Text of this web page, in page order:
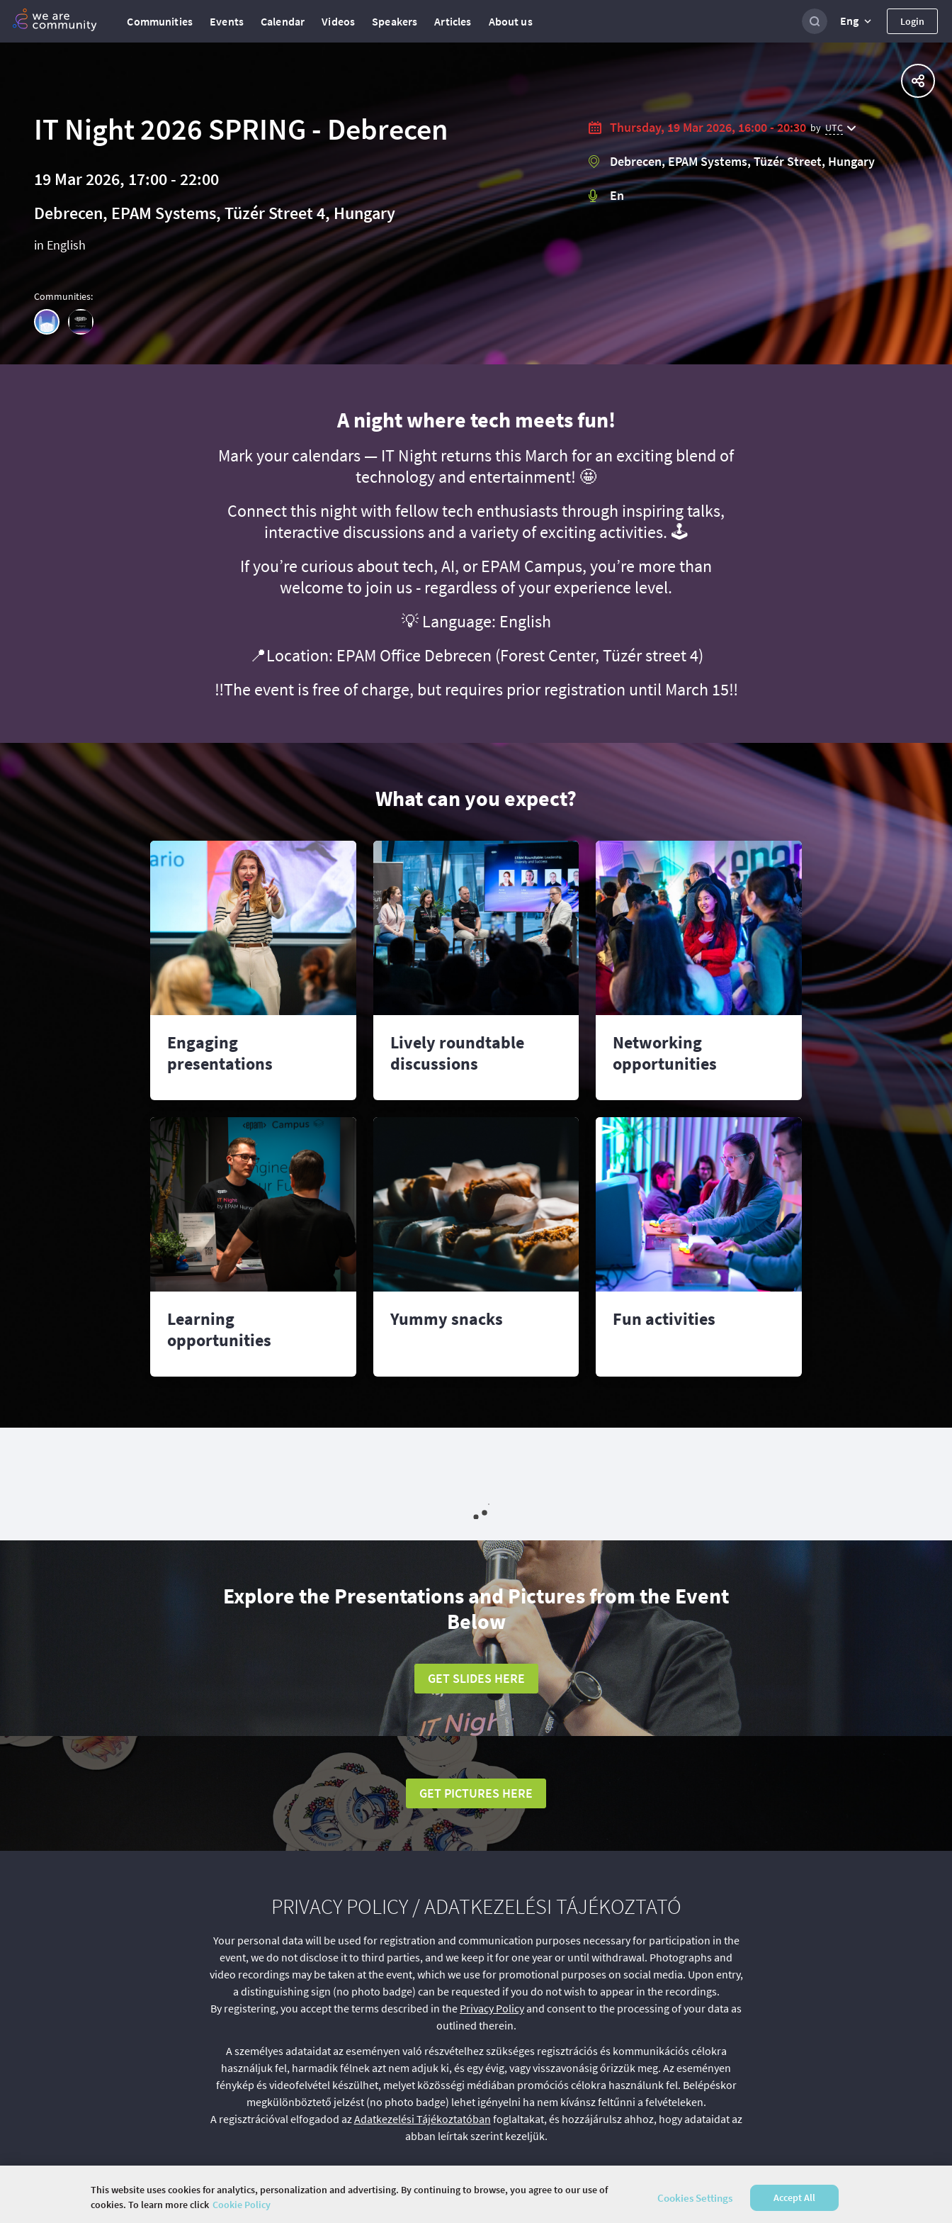
Communities Events Calendar Videos Speakers Articles About us Eng Login
IT Night 2026 SPRING - Debrecen
19 Mar 2026, 17:00 - 22:00
Debrecen, EPAM Systems, Tüzér Street 4, Hungary
in English
Communities:
Thursday, 19 Mar 2026, 16:00 - 20:30 by UTC
Debrecen, EPAM Systems, Tüzér Street, Hungary
En
A night where tech meets fun!
Mark your calendars — IT Night returns this March for an exciting blend of
technology and entertainment! 🤩
Connect this night with fellow tech enthusiasts through inspiring talks,
interactive discussions and a variety of exciting activities. 🕹️
If you’re curious about tech, AI, or EPAM Campus, you’re more than
welcome to join us - regardless of your experience level.
💡 Language: English
📍Location: EPAM Office Debrecen (Forest Center, Tüzér street 4)
‼️The event is free of charge, but requires prior registration until March 15‼️
What can you expect?
Engaging
presentations
Lively roundtable
discussions
Networking
opportunities
Learning
opportunities
Yummy snacks Fun activities
Explore the Presentations and Pictures from the Event
Below
GET SLIDES HERE
GET PICTURES HERE
PRIVACY POLICY / ADATKEZELÉSI TÁJÉKOZTATÓ
Your personal data will be used for registration and communication purposes necessary for participation in the
event, we do not disclose it to third parties, and we keep it for one year or until withdrawal. Photographs and
video recordings may be taken at the event, which we use for promotional purposes on social media. Upon entry,
a distinguishing sign (no photo badge) can be requested if you do not wish to appear in the recordings.
By registering, you accept the terms described in the Privacy Policyand consent to the processing of your data as
outlined therein.
A személyes adataidat az eseményen való részvételhez szükséges regisztrációs és kommunikációs célokra
használjuk fel, harmadik félnek azt nem adjuk ki, és egy évig, vagy visszavonásig őrizzük meg. Az eseményen
fénykép és videofelvétel készülhet, melyet közösségi médiában promóciós célokra használunk fel. Belépéskor
megkülönböztető jelzést (no photo badge) lehet igényelni ha nem kívánsz feltűnni a felvételeken.
A regisztrációval elfogadod azAdatkezelési Tájékoztatóban foglaltakat, és hozzájárulsz ahhoz, hogy adataidat az
abban leírtak szerint kezeljük.
© 2026 COMMUNITY COMPANY. ALL RIGHTS RESERVED.
This website uses cookies for analytics, personalization and advertising. By continuing to browse, you agree to our use of
cookies. To learn more click Cookie Policy
Cookies Settings Accept All